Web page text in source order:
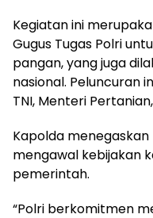
Kegiatan ini
Gugus Tugas Polri
pangan, yang juga
nasional. Peluncuran
TNI, Menteri
Kapolda
mengawal kebijakan
pemerintah.
“Polri berkomitmen